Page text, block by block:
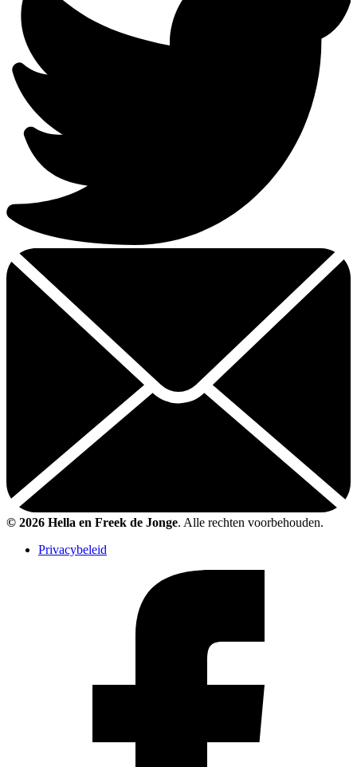
Email
dit
© 2026 Hella en Freek de Jonge. Alle rechten voorbehouden.
Privacybeleid